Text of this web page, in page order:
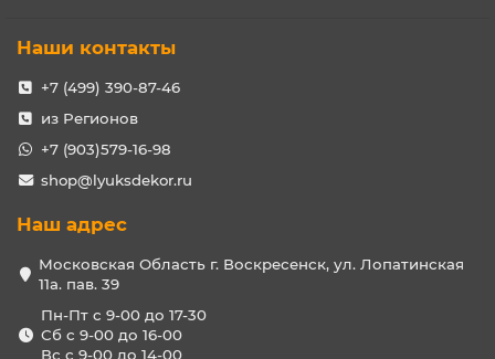
Наши контакты
+7 (499) 390-87-46
из Регионов
+7 (903)579-16-98
shop@lyuksdekor.ru
Наш адрес
Московская Область г. Воскресенск, ул. Лопатинская
11а. пав. 39
Пн-Пт с 9-00 до 17-30
Сб с 9-00 до 16-00
Вс с 9-00 до 14-00